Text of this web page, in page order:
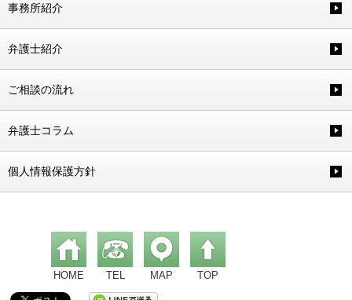
事務所紹介
弁護士紹介
ご相談の流れ
弁護士コラム
個人情報保護方針
HOME TEL MAP TOP